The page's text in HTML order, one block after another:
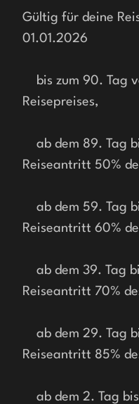
Gültig für deine
01.01.2026
bis zum 90. Tag
Reisepreises,
ab dem 89. Tag
Reiseantritt 50%
ab dem 59. Tag
Reiseantritt 60%
ab dem 39. Tag
Reiseantritt 70%
ab dem 29. Tag
Reiseantritt 85%
ab dem 2. Tag